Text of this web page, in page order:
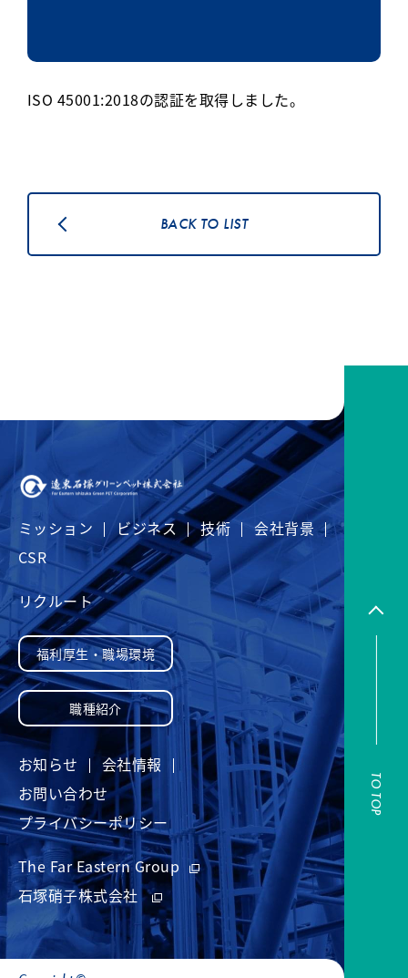
ISO 45001:2018の認証を取得しました。
BACK TO LIST
ミッション ビジネス 技術
会社背景
CSR
リクルート
福利厚生・職場環境
職種紹介
お知らせ
会社情報
お問い合わせ
プライバシーポリシー
The Far Eastern Group
石塚硝子株式会社
TO TOP